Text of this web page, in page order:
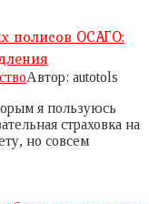
полисов ОСАГО:
Автор: autotols
я пользуюсь
страховка на
но совсем